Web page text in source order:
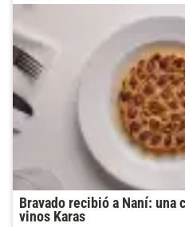
Bravado recibió a Naní: una
vinos Karas